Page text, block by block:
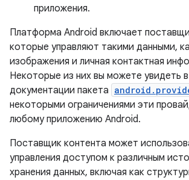
приложения.
Платформа Android включает
которые управляют такими данными,
изображения и личная контактная
Некоторые из них вы можете увидеть
документации пакета
некоторыми ограничениями эти
любому приложению Android.
Поставщик контента может
управления доступом к различным
хранения данных, включая как